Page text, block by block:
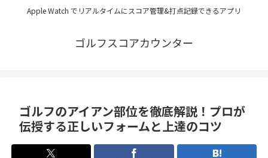
Apple Watch でリアルタイムにスコア管理&打点記録できるアプリ
ゴルフスコアカウンター
ゴルフのアイアン部位を徹底解説！プロが
伝授する正しいフォームと上達のコツ